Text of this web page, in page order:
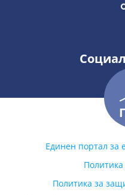
Единен портал за
Политика за